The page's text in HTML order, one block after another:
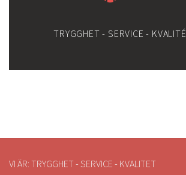
TRYGGHET - SERVICE - KVALITÉ
VI ÄR: TRYGGHET - SERVICE - KVALITET